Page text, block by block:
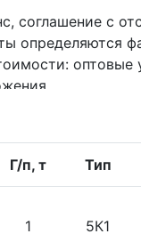
соглашение с
определяются
оптовые
Г/п, т Тип
1 5К1